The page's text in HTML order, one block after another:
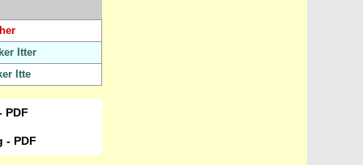
Itter
Itte
PDF
- PDF